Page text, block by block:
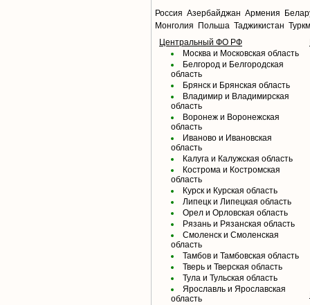
Россия Азербайджан Армения
Монголия
Польша Таджикистан
Центральный ФО РФ
Москва и Московская область
Белгород и Белгородская
область
Брянск и Брянская область
Владимир и Владимирская
область
Воронеж и Воронежская
область
Иваново и Ивановская
область
Калуга и Калужская область
Кострома и Костромская
область
Курск и Курская область
Липецк и Липецкая область
Орел и Орловская область
Рязань и Рязанская область
Смоленск и Смоленская
область
Тамбов и Тамбовская область
Тверь и Тверская область
Тула и Тульская область
Ярославль и Ярославская
область